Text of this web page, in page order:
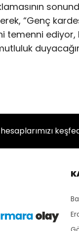
“Genç
temenni ediyor,